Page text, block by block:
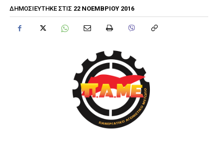
ΔΗΜΟΣΙΕΎΤΗΚΕ ΣΤΙΣ 22 ΝΟΕΜΒΡΊΟΥ 2016